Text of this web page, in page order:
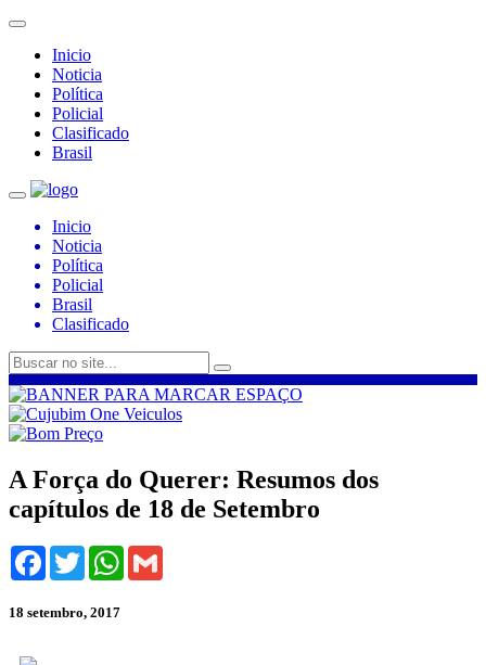
Inicio
Noticia
Política
Policial
Clasificado
Brasil
Inicio
Noticia
Política
Policial
Brasil
Clasificado
A Força do Querer: Resumos dos
capítulos de 18 de Setembro
Facebook
TwitterWhatsApp
18 setembro, 2017